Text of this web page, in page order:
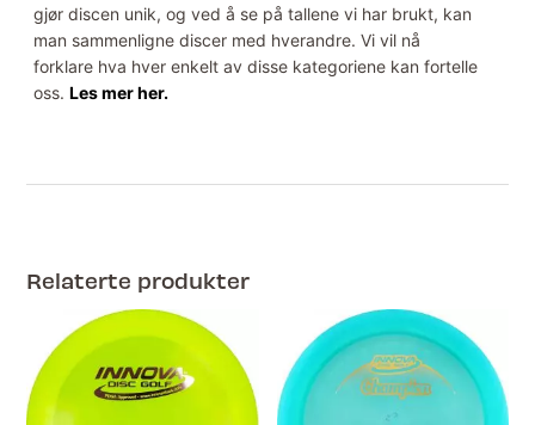
gjør discen unik, og ved å se på tallene vi har brukt, kan
man sammenligne discer med hverandre. Vi vil nå
forklare hva hver enkelt av disse kategoriene kan fortelle
oss.Les mer her.
Relaterte produkter